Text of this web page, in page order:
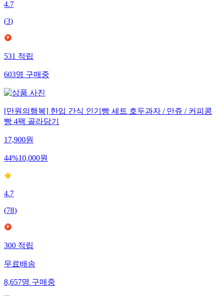
4.7
(3)
531 적립
603명 구매중
[만원의행복] 한입 간식 인기빵 세트 호두과자 / 만쥬 / 커피콩
빵 4팩 골라담기
17,900원
44%10,000원
4.7
(78)
300 적립
무료배송
8,657명 구매중